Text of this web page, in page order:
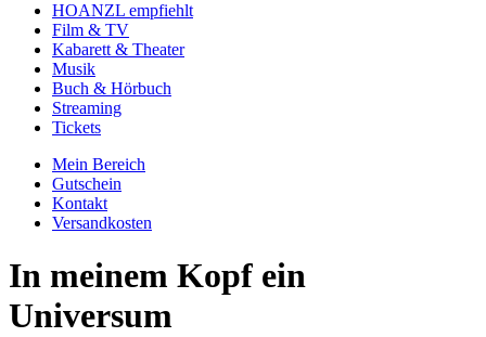
HOANZL empfiehlt
Film & TV
Kabarett & Theater
Musik
Buch & Hörbuch
Streaming
Tickets
Mein Bereich
Gutschein
Kontakt
Versandkosten
In meinem Kopf ein
Universum